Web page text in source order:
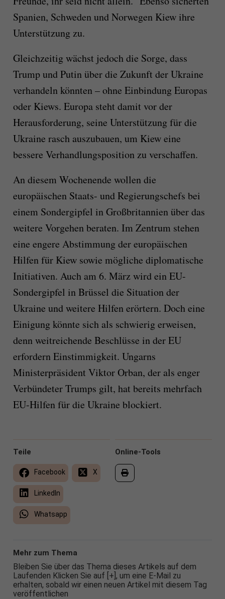
Spanien, Schweden und Norwegen Kiew ihre
Unterstützung zu.
Gleichzeitig wächst jedoch die Sorge, dass
Trump und Putin über die Zukunft der Ukraine
verhandeln könnten – ohne Einbindung Europas
oder Kiews. Europa steht damit vor der
Herausforderung, seine Unterstützung für die
Ukraine rasch auszubauen, um Kiew eine
bessere Verhandlungsposition zu verschaffen.
An diesem Wochenende wollen die
europäischen Staats- und Regierungschefs bei
einem Sondergipfel in Großbritannien über das
weitere Vorgehen beraten. Im Zentrum stehen
eine engere Abstimmung der europäischen
Hilfen für Kiew sowie mögliche diplomatische
Initiativen. Auch am 6. März wird ein EU-
Sondergipfel in Brüssel die Situation der
Ukraine und weitere Hilfen erörtern. Doch eine
Einigung könnte sich als schwierig erweisen,
denn weitreichende Beschlüsse in der EU
erfordern Einstimmigkeit. Ungarns
Ministerpräsident Viktor Orban, der als enger
Verbündeter Trumps gilt, hat bereits mehrfach
EU-Hilfen für die Ukraine blockiert.
Online-Tools
Teile
Facebook X
LinkedIn
Whatsapp
Mehr zum Thema
Bleiben Sie über das Thema dieses Artikels auf dem
Laufenden Klicken Sie auf [+], um eine E-Mail zu
erhalten, sobald wir einen neuen Artikel mit diesem Tag
veröffentlichen